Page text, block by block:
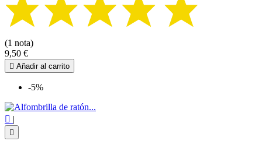
(1 nota)
9,50 €
 Añadir al carrito
-5%
 |
